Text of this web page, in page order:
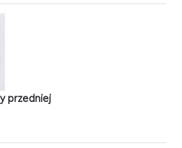
przedniej